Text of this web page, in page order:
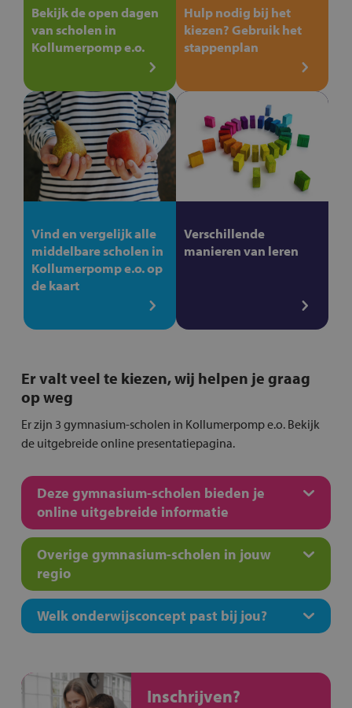
Bekijk de open dagen
van scholen in
Kollumerpomp e.o.
Hulp nodig bij het
kiezen? Gebruik het
stappenplan
Vind en vergelijk alle
middelbare scholen in
Kollumerpomp e.o. op
de kaart
Verschillende
manieren van leren
Er valt veel te kiezen, wij helpen je graag
op weg
Er zijn 3 gymnasium-scholen in Kollumerpomp e.o. Bekijk
de uitgebreide online presentatiepagina.
Deze gymnasium-scholen bieden je
online uitgebreide informatie
Overige gymnasium-scholen in jouw
regio
Welk onderwijsconcept past bij jou?
Inschrijven?